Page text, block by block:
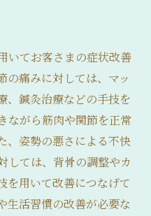
いてお客さまの症状改善
の痛みに対しては、マッ
、鍼灸治療などの手技を
ながら筋肉や関節を正常
、姿勢の悪さによる不快
しては、背骨の調整やカ
を用いて改善につなげて
生活習慣の改善が必要な